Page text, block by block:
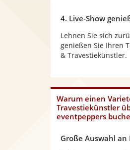
4. Live-Show
Lehnen Sie sich
genießen Sie Ihren
& Travestiekünstler.
Warum einen
Travestiekünstler
eventpeppers
Große Auswahl